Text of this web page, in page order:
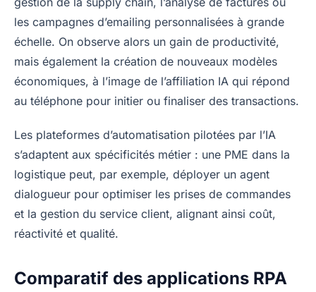
les campagnes d’emailing personnalisées à grande
échelle. On observe alors un gain de productivité,
mais également la création de nouveaux modèles
économiques, à l’image de l’affiliation IA qui répond
au téléphone pour initier ou finaliser des transactions.
Les plateformes d’automatisation pilotées par l’IA
s’adaptent aux spécificités métier : une PME dans la
logistique peut, par exemple, déployer un agent
dialogueur pour optimiser les prises de commandes
et la gestion du service client, alignant ainsi coût,
réactivité et qualité.
Comparatif des applications RPA